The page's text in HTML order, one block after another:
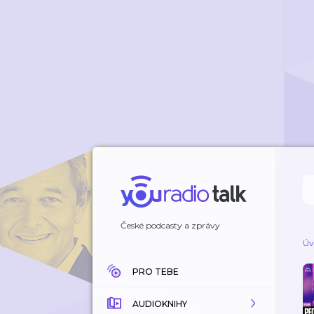
České podcasty a zprávy
PRO TEBE
AUDIOKNIHY